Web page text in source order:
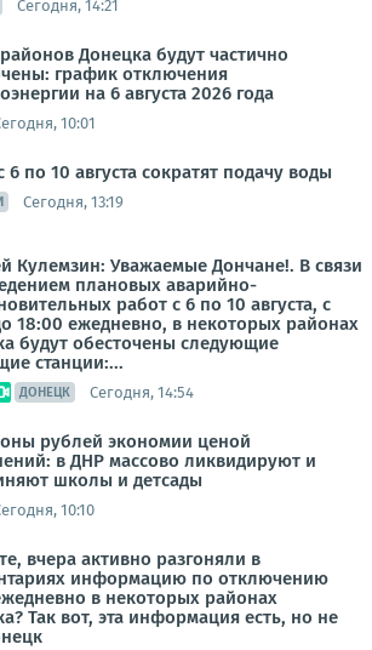
Сегодня, 14:21
Донецка будут частично
график отключения
на 6 августа 2026 года
10:01
6 по 10 августа сократят подачу воды
Сегодня, 13:19
Кулемзин: Уважаемые Дончане!. В связи
плановых аварийно-
работ с 6 по 10 августа, с
18:00 ежедневно, в некоторых районах
будут обесточены следующие
станции:...
ДОНЕЦК Сегодня, 14:54
рублей экономии ценой
в ДНР массово ликвидируют и
школы и детсады
10:10
вчера активно разгоняли в
информацию по отключению
в некоторых районах
Так вот, эта информация есть, но не